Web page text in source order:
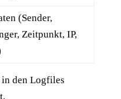
(Sender,
Zeitpunkt, IP,
den Logfiles